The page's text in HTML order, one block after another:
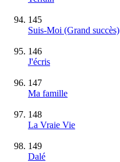
145
Suis-Moi (Grand succès)
146
J'écris
147
Ma famille
148
La Vraie Vie
149
Dalé